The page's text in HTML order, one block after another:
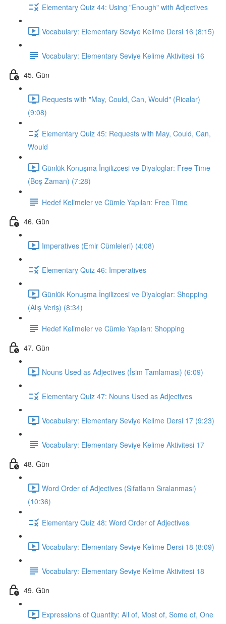
Elementary Quiz 44: Using "Enough" with Adjectives
Vocabulary: Elementary Seviye Kelime Dersi 16 (8:15)
Vocabulary: Elementary Seviye Kelime Aktivitesi 16
45. Gün
Requests with "May, Could, Can, Would" (Ricalar)
(9:08)
Elementary Quiz 45: Requests with May, Could, Can,
Would
Günlük Konuşma İngilizcesi ve Diyaloglar: Free Time
(Boş Zaman) (7:28)
Hedef Kelimeler ve Cümle Yapıları: Free Time
46. Gün
Imperatives (Emir Cümleleri) (4:08)
Elementary Quiz 46: Imperatives
Günlük Konuşma İngilizcesi ve Diyaloglar: Shopping
(Alış Veriş) (8:34)
Hedef Kelimeler ve Cümle Yapıları: Shopping
47. Gün
Nouns Used as Adjectives (İsim Tamlaması) (6:09)
Elementary Quiz 47: Nouns Used as Adjectives
Vocabulary: Elementary Seviye Kelime Dersi 17 (9:23)
Vocabulary: Elementary Seviye Kelime Aktivitesi 17
48. Gün
Word Order of Adjectives (Sıfatların Sıralanması)
(10:36)
Elementary Quiz 48: Word Order of Adjectives
Vocabulary: Elementary Seviye Kelime Dersi 18 (8:09)
Vocabulary: Elementary Seviye Kelime Aktivitesi 18
49. Gün
Expressions of Quantity: All of, Most of, Some of, One